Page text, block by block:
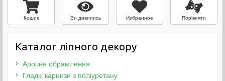
Кошик Ви дивились Избранное Порівняти
Каталог ліпного декору
Арочне обрамлення
Гладкі карнизи з поліуретану